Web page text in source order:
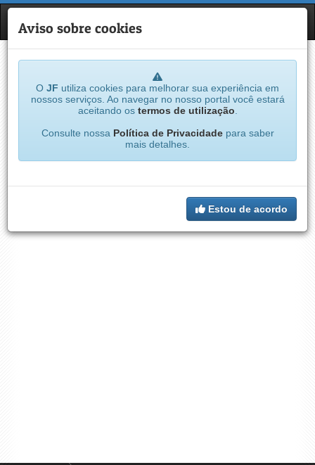
JF
Aviso sobre cookies
O JF utiliza cookies para melhorar sua experiência em
nossos serviços. Ao navegar no nosso portal você estará
aceitando os termos de utilização
Consulte nossa Política de Privacidadepara saber
mais detalhes.
Estou de acordo